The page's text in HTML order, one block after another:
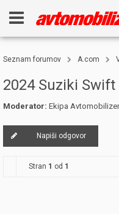
Seznam forumov A.com
2024 Suziki Swift
Moderator: Ekipa
Napiši odgovor
Stran 1 od 1